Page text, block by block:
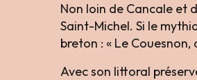
Non loin de Cancale et
Saint-Michel. Si le
breton : « Le
Avec son littoral